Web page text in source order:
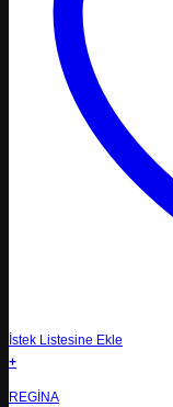
İstek Listesine Ekle
+
REGINA